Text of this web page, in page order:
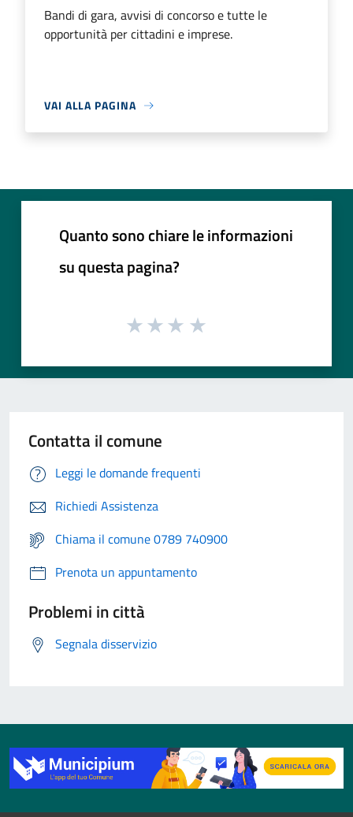
Bandi di gara, avvisi di concorso e tutte le
opportunità per cittadini e imprese.
VAI ALLA PAGINA
Quanto sono chiare le informazioni
su questa pagina?
Contatta il comune
Leggi le domande frequenti
Richiedi Assistenza
Chiama il comune 0789 740900
Prenota un appuntamento
Problemi in città
Segnala disservizio